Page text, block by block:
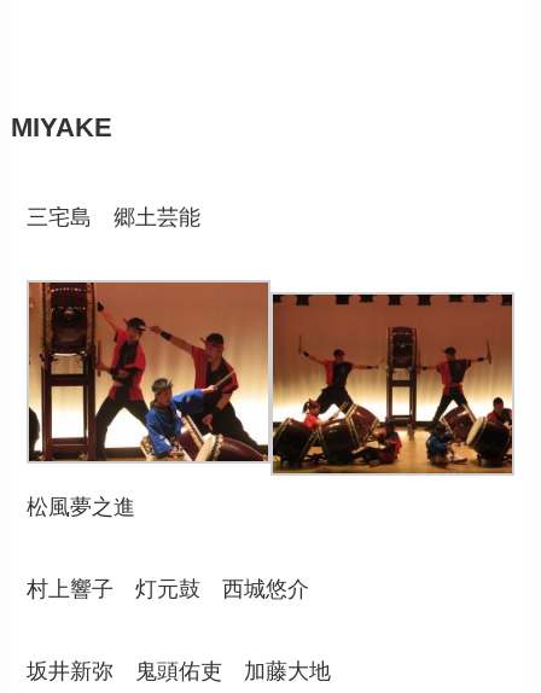
MIYAKE
三宅島 郷土芸能
松風夢之進
村上響子 灯元鼓 西城悠介
坂井新弥 鬼頭佑吏 加藤大地